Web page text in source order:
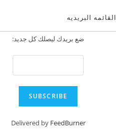
القائمه البريديه
ضع بريدك ليصلك كل جديد:
Delivered by FeedBurner